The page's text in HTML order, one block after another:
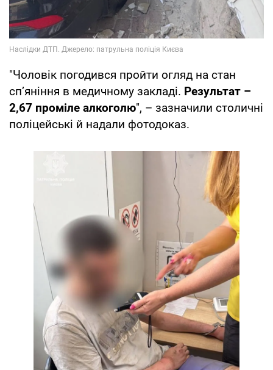
"Чоловік погодився пройти огляд на стан
сп’яніння в медичному закладі. Результат –
2,67 проміле алкоголю", – зазначили столичні
поліцейські й надали фотодоказ.